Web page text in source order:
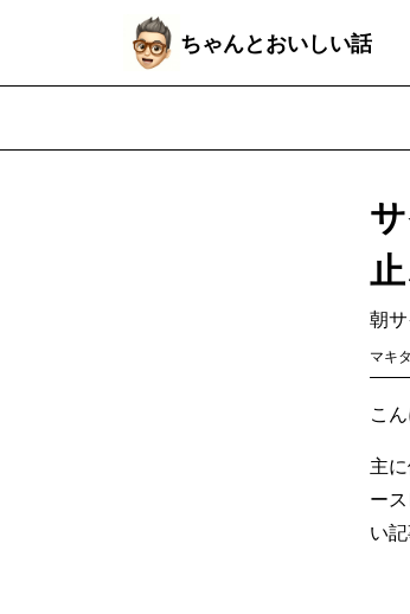
ちゃんとおいしい話
朝
マキ
こ
主
ー
い